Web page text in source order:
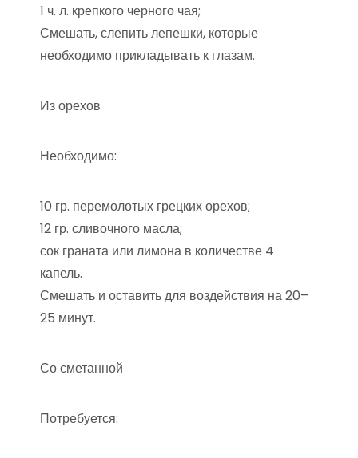
1 ч. л. крепкого черного чая;
Смешать, слепить лепешки, которые
необходимо прикладывать к глазам.
Из орехов
Необходимо:
10 гр. перемолотых грецких орехов;
12 гр. сливочного масла;
сок граната или лимона в количестве 4
капель.
Смешать и оставить для воздействия на 20–
25 минут.
Со сметанной
Потребуется: